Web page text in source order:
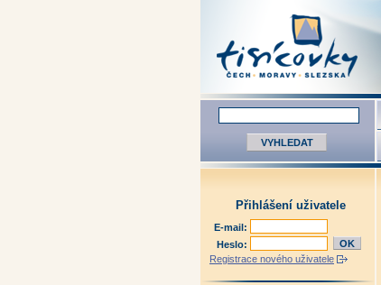
Přihlášení uživatele
E-mail:
Heslo:
Registrace nového uživatele